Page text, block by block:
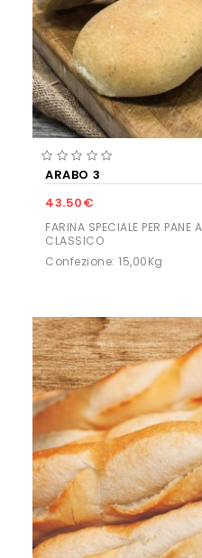
ARABO 3
43.50€
FARINA SPECIALE PER
CLASSICO
Confezione: 15,00Kg